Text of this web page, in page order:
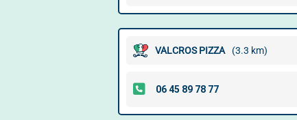
VALCROS PIZZA (3.3 km)